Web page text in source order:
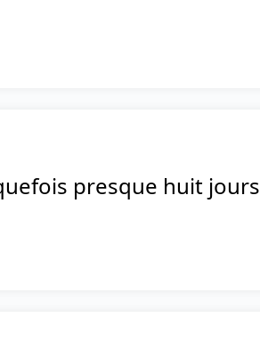
presque huit jours